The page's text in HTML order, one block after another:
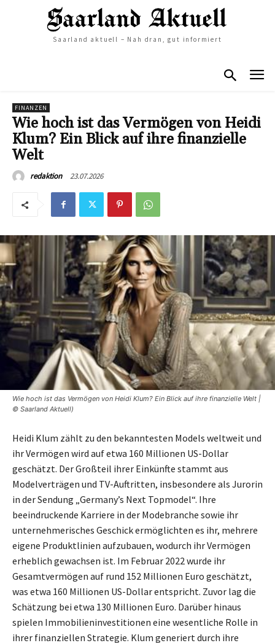
Saarland aktuell – Nah dran, gut informiert
FINANZEN
Wie hoch ist das Vermögen von Heidi
Klum? Ein Blick auf ihre finanzielle
Welt
redaktion 23.07.2026
Wie hoch ist das Vermögen von Heidi Klum? Ein Blick auf ihre finanzielle Welt |
© Saarland Aktuell)
Heidi Klum zählt zu den bekanntesten Models weltweit und
ihr Vermögen wird auf etwa 160 Millionen US-Dollar
geschätzt. Der Großteil ihrer Einkünfte stammt aus
Modelverträgen und TV-Auftritten, insbesondere als Jurorin
in der Sendung „Germany’s Next Topmodel“. Ihre
beeindruckende Karriere in der Modebranche sowie ihr
unternehmerisches Geschick ermöglichten es ihr, mehrere
eigene Produktlinien aufzubauen, wodurch ihr Vermögen
erheblich gewachsen ist. Im Februar 2022 wurde ihr
Gesamtvermögen auf rund 152 Millionen Euro geschätzt,
was etwa 160 Millionen US-Dollar entspricht. Zuvor lag die
Schätzung bei etwa 130 Millionen Euro. Darüber hinaus
spielen Immobilieninvestitionen eine wesentliche Rolle in
ihrer finanziellen Strategie. Klum generiert durch ihre